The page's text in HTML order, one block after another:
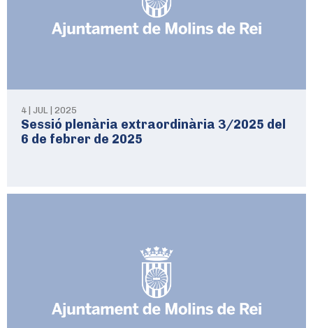
4 | JUL | 2025
Sessió plenària extraordinària 3/2025 del
6 de febrer de 2025